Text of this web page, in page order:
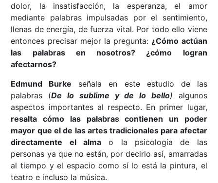
dolor, la insatisfacción, la esperanza, el amor
mediante palabras impulsadas por el sentimiento,
llenas de energía, de fuerza vital. Por todo ello viene
entonces precisar mejor la pregunta:¿Cómo actúan
las palabras en nosotros? ¿cómo logran
afectarnos?
Edmund Burke señala en este estudio de las
palabras (De lo sublime y de lo bello) algunos
aspectos importantes al respecto. En primer lugar,
resalta cómo las palabras contienen un poder
mayor que el de las artes tradicionales para afectar
directamente el alma o la psicología de las
personas ya que no están, por decirlo así, amarradas
al tiempo y el espacio como sí lo está la pintura, el
teatro e incluso la música.